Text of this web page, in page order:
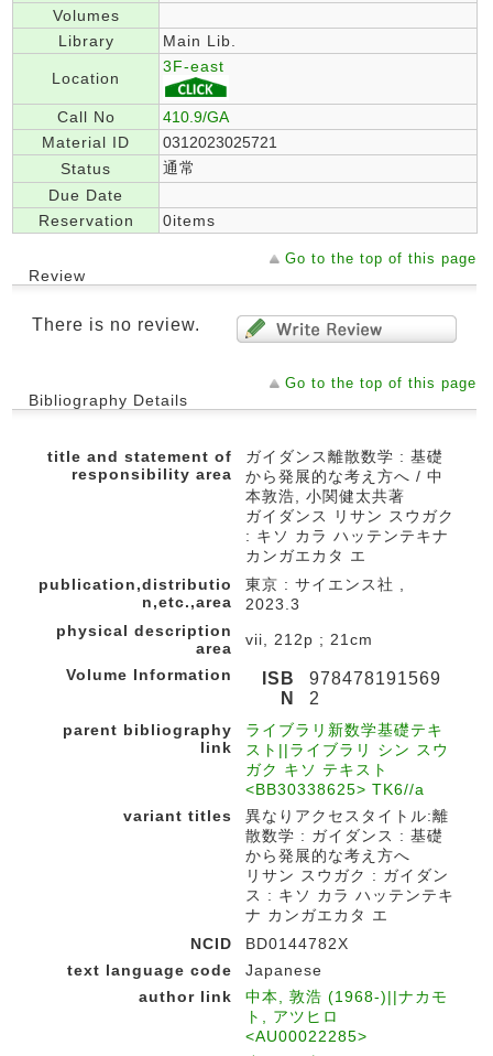
Volumes
Library
Main Lib.
Location
3F-east
Call No
410.9/GA
Material ID
0312023025721
Status
通常
Due Date
Reservation
0items
Go to the top of this page
Review
There is no review.
Go to the top of this page
Bibliography Details
title and statement of
responsibility area
ガイダンス離散数学 : 基礎
から発展的な考え方へ / 中
本敦浩, 小関健太共著
ガイダンス リサン スウガク
: キソ カラ ハッテンテキナ
カンガエカタ エ
publication,distributio
n,etc.,area
東京 : サイエンス社 ,
2023.3
physical description
area
vii, 212p ; 21cm
Volume Information
ISB
N
978478191569
2
parent bibliography
link
ライブラリ新数学基礎テキ
スト||ライブラリ シン スウ
ガク キソ テキスト
<BB30338625> TK6//a
variant titles
異なりアクセスタイトル:離
散数学 : ガイダンス : 基礎
から発展的な考え方へ
リサン スウガク : ガイダン
ス : キソ カラ ハッテンテキ
ナ カンガエカタ エ
NCID
BD0144782X
text language code
Japanese
author link
中本, 敦浩 (1968-)||ナカモ
ト, アツヒロ
<AU00022285>